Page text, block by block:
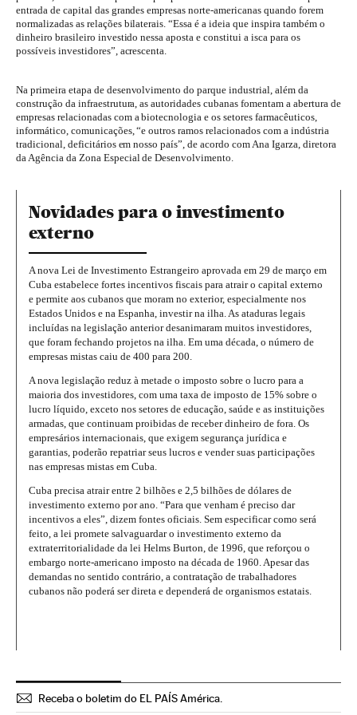
entrada de capital das grandes empresas norte-americanas quando forem
normalizadas as relações bilaterais. “Essa é a ideia que inspira também o
dinheiro brasileiro investido nessa aposta e constitui a isca para os
possíveis investidores”, acrescenta.
Na primeira etapa de desenvolvimento do parque industrial, além da
construção da infraestrutura, as autoridades cubanas fomentam a abertura de
empresas relacionadas com a biotecnologia e os setores farmacêuticos,
informático, comunicações, “e outros ramos relacionados com a indústria
tradicional, deficitários em nosso país”, de acordo com Ana Igarza, diretora
da Agência da Zona Especial de Desenvolvimento.
Novidades para o investimento
externo
A nova Lei de Investimento Estrangeiro aprovada em 29 de março em
Cuba estabelece fortes incentivos fiscais para atrair o capital externo
e permite aos cubanos que moram no exterior, especialmente nos
Estados Unidos e na Espanha, investir na ilha. As ataduras legais
incluídas na legislação anterior desanimaram muitos investidores,
que foram fechando projetos na ilha. Em uma década, o número de
empresas mistas caiu de 400 para 200.
A nova legislação reduz à metade o imposto sobre o lucro para a
maioria dos investidores, com uma taxa de imposto de 15% sobre o
lucro líquido, exceto nos setores de educação, saúde e as instituições
armadas, que continuam proibidas de receber dinheiro de fora. Os
empresários internacionais, que exigem segurança jurídica e
garantias, poderão repatriar seus lucros e vender suas participações
nas empresas mistas em Cuba.
Cuba precisa atrair entre 2 bilhões e 2,5 bilhões de dólares de
investimento externo por ano. “Para que venham é preciso dar
incentivos a eles”, dizem fontes oficiais. Sem especificar como será
feito, a lei promete salvaguardar o investimento externo da
extraterritorialidade da lei Helms Burton, de 1996, que reforçou o
embargo norte-americano imposto na década de 1960. Apesar das
demandas no sentido contrário, a contratação de trabalhadores
cubanos não poderá ser direta e dependerá de organismos estatais.
Receba o boletim do EL PAÍS América.